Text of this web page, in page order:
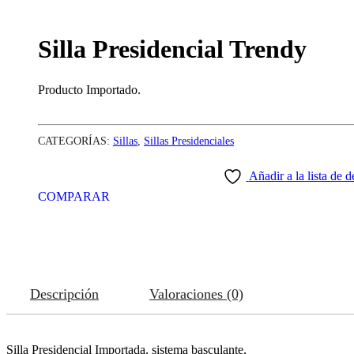
Silla Presidencial Trendy
Producto Importado.
CATEGORÍAS: Sillas, Sillas Presidenciales
Añadir a la lista de
COMPARAR
Descripción Valoraciones (0)
Silla Presidencial Importada, sistema basculante,